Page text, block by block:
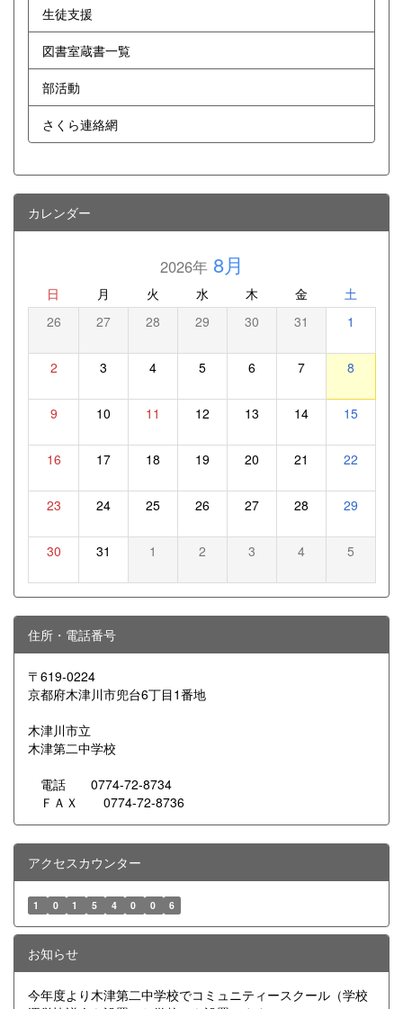
生徒支援
図書室蔵書一覧
部活動
さくら連絡網
カレンダー
2026年8月
日 月 火 水 木 金 土
26 27 28 29 30 31 1
2 3 4 5 6 7 8
9 10 11 12 13 14 15
16 17 18 19 20 21 22
23 24 25 26 27 28 29
30 31 1 2 3 4 5
住所・電話番号
〒619-0224
京都府木津川市兜台6丁目1番地
木津川市立
木津第二中学校
電話 0774-72-8734
ＦＡＸ 0774-72-8736
アクセスカウンター
1 0 1 5 4 0 0 6
お知らせ
今年度より木津第二中学校でコミュニティースクール（学校